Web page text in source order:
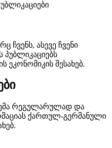
ჩვენს, ასევე ჩვენი
პუბლიკაციებს
ეკონომიკის შესახებ.
რეგულარულად და
ქართულ-გერმანული